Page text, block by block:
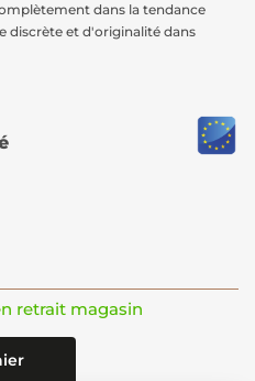
dans la tendance
discrète et d'originalité dans
retrait magasin